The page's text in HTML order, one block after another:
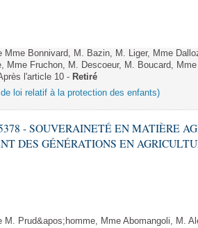
Mme Bonnivard, M. Bazin, M. Liger, Mme
Mme Fruchon, M. Descoeur, M. Boucard,
l'article 10 - Retiré
loi relatif à la protection des enfants)
- SOUVERAINETÉ EN MATIÈRE
DES GÉNÉRATIONS EN
M. Prud&apos;homme, Mme Abomangoli, M.